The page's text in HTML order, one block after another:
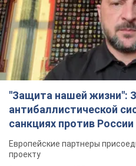
"Защита нашей жизни":
антибаллистической
санкциях против
Видео
Европейские партнеры
проекту